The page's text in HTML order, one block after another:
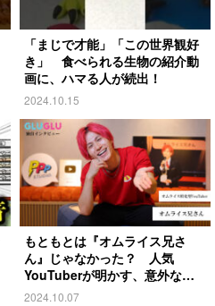
「まじで才能」「この世界観好
き」 食べられる生物の紹介動
画に、ハマる人が続出！
2024.10.15
もともとは『オムライス兄さ
ん』じゃなかった？ 人気
YouTuberが明かす、意外な過
去とは
2024.10.07